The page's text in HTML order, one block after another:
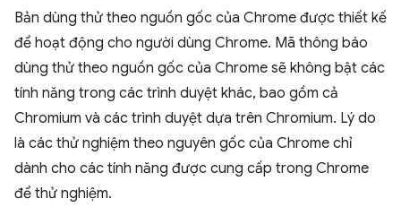
Bản dùng thử theo nguồn gốc của Chrome được thiết kế
để hoạt động cho người dùng Chrome. Mã thông báo
dùng thử theo nguồn gốc của Chrome sẽ không bật các
tính năng trong các trình duyệt khác, bao gồm cả
Chromium và các trình duyệt dựa trên Chromium. Lý do
là các thử nghiệm theo nguyên gốc của Chrome chỉ
dành cho các tính năng được cung cấp trong Chrome
để thử nghiệm.